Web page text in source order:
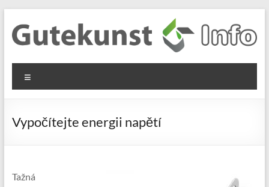
content
Gutekunst
Formfedern
GmbH
Informationen
Flachmaterial
Vypočítejte energii napětí
Tažná